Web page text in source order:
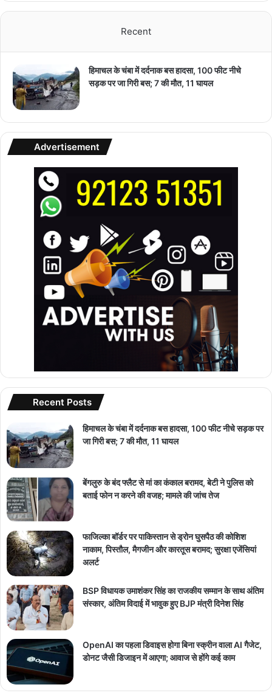
Recent
हिमाचल के चंबा में दर्दनाक बस हादसा, 100 फीट नीचे
सड़क पर जा गिरी बस; 7 की मौत, 11 घायल
Advertisement
Recent Posts
हिमाचल के चंबा में दर्दनाक बस हादसा, 100 फीट नीचे सड़क पर
जा गिरी बस; 7 की मौत, 11 घायल
बेंगलुरु के बंद फ्लैट से मां का कंकाल बरामद, बेटी ने पुलिस को
बताई फोन न करने की वजह; मामले की जांच तेज
फाजिल्का बॉर्डर पर पाकिस्तान से ड्रोन घुसपैठ की कोशिश
नाकाम, पिस्तौल, मैगजीन और कारतूस बरामद; सुरक्षा एजेंसियां
अलर्ट
BSP विधायक उमाशंकर सिंह का राजकीय सम्मान के साथ अंतिम
संस्कार, अंतिम विदाई में भावुक हुए BJP मंत्री दिनेश सिंह
OpenAI का पहला डिवाइस होगा बिना स्क्रीन वाला AI गैजेट,
डोनट जैसी डिजाइन में आएगा; आवाज से होंगे कई काम